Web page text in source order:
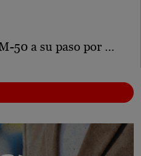
50 a su paso por …